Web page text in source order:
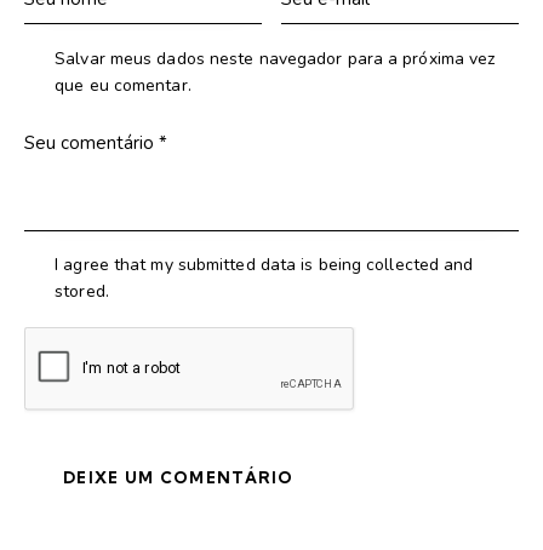
Salvar meus dados neste navegador para a próxima vez
que eu comentar.
I agree that my submitted data is being collected and
stored.